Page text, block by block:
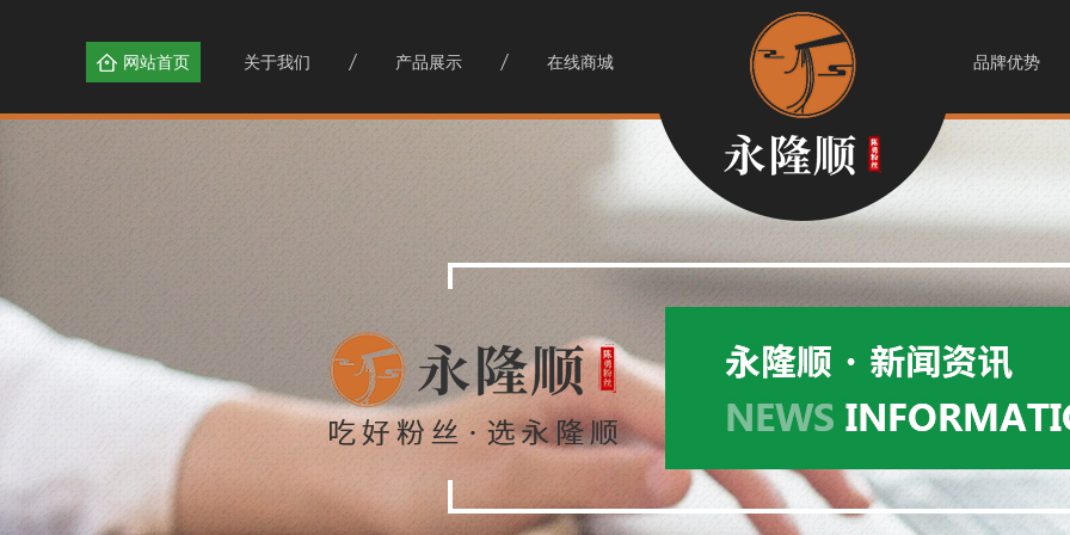
网站首页 关于我们 产品展示 在线商城 品牌优势